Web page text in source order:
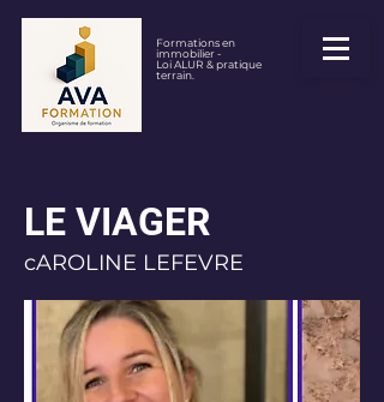
Formations en
immobilier -
Loi ALUR & pratique
terrain.
LE VIAGER
cAROLINE LEFEVRE